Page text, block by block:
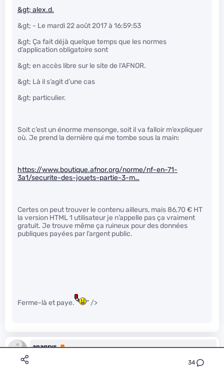
34
&gt; alex.d.
&gt; - Le mardi 22 août 2017 à 16:59:53
&gt; Ça fait déjà quelque temps que les normes
d’application obligatoire sont
&gt; en accès libre sur le site de l’AFNOR.
&gt; Là il s’agit d’une cas
&gt; particulier.
Soit c’est un énorme mensonge, soit il va falloir m’expliquer
où. Je prend la dernière qui me tombe sous la main:
https://www.boutique.afnor.org/norme/nf-en-71-
3a1/securite-des-jouets-partie-3-m…
Certes on peut trouver le contenu ailleurs, mais 86,70 € HT
la version HTML 1 utilisateur je n’appelle pas ça vraiment
gratuit. Je trouve même ça ruineux pour des données
publiques payées par l’argent public.
Ferme-là et paye. " />
anagrys Premium